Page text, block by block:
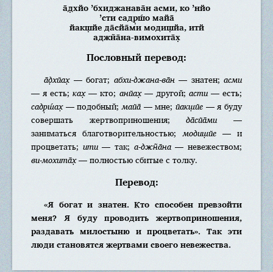
а̄д̣хйо ’бхиджанава̄н асми, ко ’нйо
’сти садр̣ш́о майа̄
йакш̣йе да̄сйа̄ми модиш̣йа, итй
аджн̃а̄на-вимохита̄х̣
Пословный перевод:
а̄д̣хйах̣— богат; абхи-джана-ва̄н— знатен; асми
— я есть;ках̣— кто; анйах̣— другой; асти— есть;
садр̣ш́ах̣— подобный;майа̄— мне; йакш̣йе — я буду
совершать жертвоприношения;да̄сйа̄ми—
заниматься благотворительностью;модиш̣йе— и
процветать; ити— так; а-джн̃а̄на— невежеством;
ви-мохита̄х̣— полностью сбитые с толку.
Перевод:
«Я богат и знатен. Кто способен превзойти
меня? Я буду проводить жертвоприношения,
раздавать милостыню и процветать». Так эти
люди становятся жертвами своего невежества.